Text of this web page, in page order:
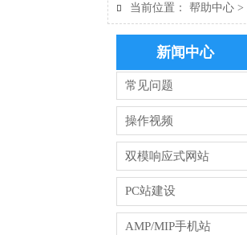
 当前位置：帮助中心 >
新闻中心
常见问题
操作视频
双模响应式网站
PC站建设
AMP/MIP手机站